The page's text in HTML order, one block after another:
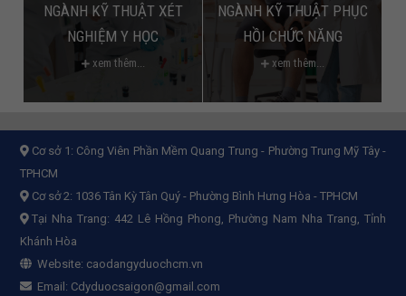
NGÀNH KỸ THUẬT XÉT
NGHIỆM Y HỌC
xem thêm...
NGÀNH KỸ THUẬT PHỤC
HỒI CHỨC NĂNG
xem thêm...
Cơ sở 1: Công Viên Phần Mềm Quang Trung - Phường Trung Mỹ Tây -
TPHCM
Cơ sở 2: 1036 Tân Kỳ Tân Quý - Phường Bình Hưng Hòa - TPHCM
Tại Nha Trang: 442 Lê Hồng Phong, Phường Nam Nha Trang, Tỉnh
Khánh Hòa
Website: caodangyduochcm.vn
Email: Cdyduocsaigon@gmail.com